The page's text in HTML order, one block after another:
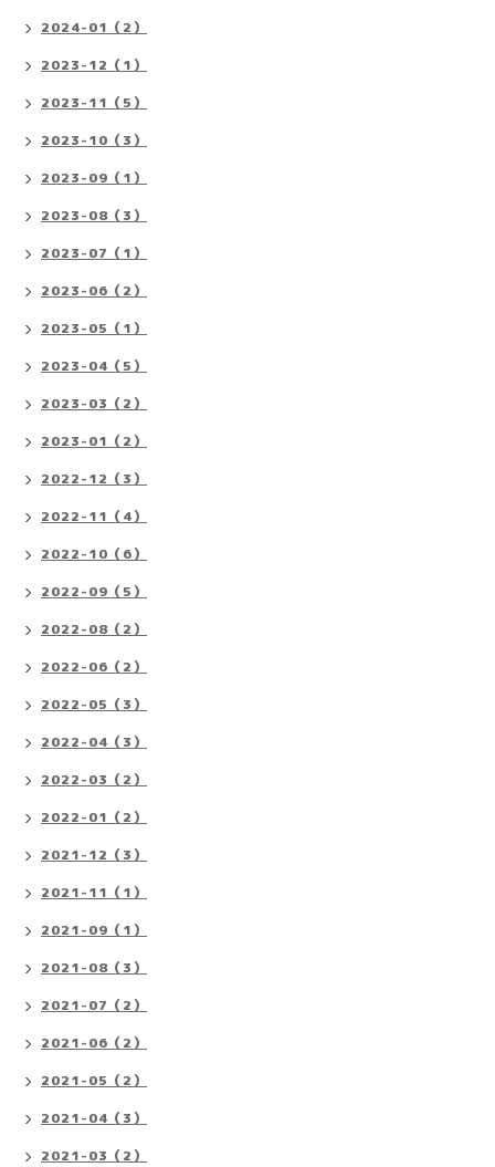
2024-01（2）
2023-12（1）
2023-11（5）
2023-10（3）
2023-09（1）
2023-08（3）
2023-07（1）
2023-06（2）
2023-05（1）
2023-04（5）
2023-03（2）
2023-01（2）
2022-12（3）
2022-11（4）
2022-10（6）
2022-09（5）
2022-08（2）
2022-06（2）
2022-05（3）
2022-04（3）
2022-03（2）
2022-01（2）
2021-12（3）
2021-11（1）
2021-09（1）
2021-08（3）
2021-07（2）
2021-06（2）
2021-05（2）
2021-04（3）
2021-03（2）